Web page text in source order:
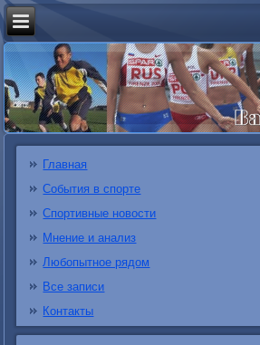
Главная
События в спорте
Спортивные новости
Мнение и анализ
Любопытное рядом
Все записи
Контакты